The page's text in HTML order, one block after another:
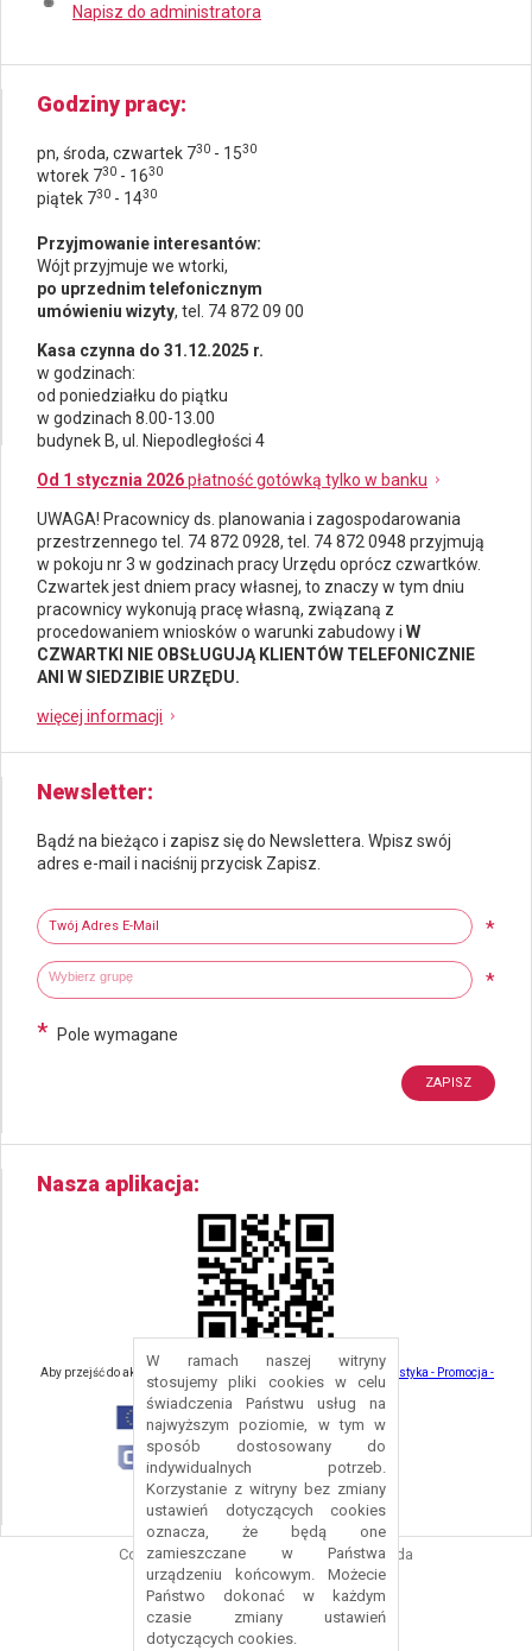
W ramach naszej witryny
stosujemy pliki cookies w celu
świadczenia Państwu usług na
najwyższym poziomie, w tym w
sposób dostosowany do
indywidualnych potrzeb.
Korzystanie z witryny bez zmiany
ustawień dotyczących cookies
oznacza, że będą one
zamieszczane w Państwa
urządzeniu końcowym. Możecie
Państwo dokonać w każdym
czasie zmiany ustawień
dotyczących cookies.
Napisz do administratora
Godziny pracy
pn, środa, czwartek 730 - 1530
wtorek 730 - 1630
piątek 730 - 1430
Przyjmowanie interesantów:
Wójt przyjmuje we wtorki,
po uprzednim telefonicznym
umówieniu wizyty, tel. 74 872 09 00
Kasa czynna do 31.12.2025 r.
w godzinach:
od poniedziałku do piątku
w godzinach 8.00-13.00
budynek B, ul. Niepodległości 4
Od 1 stycznia 2026płatność gotówką tylko w banku
UWAGA! Pracownicy ds. planowania i zagospodarowania
przestrzennego tel. 74 872 0928, tel. 74 872 0948 przyjmują
w pokoju nr 3 w godzinach pracy Urzędu oprócz czwartków.
Czwartek jest dniem pracy własnej, to znaczy w tym dniu
pracownicy wykonują pracę własną, związaną z
procedowaniem wniosków o warunki zabudowy i W
CZWARTKI NIE OBSŁUGUJĄ KLIENTÓW TELEFONICZNIE
ANI W SIEDZIBIE URZĘDU.
więcej informacji
Newsletter
Bądź na bieżąco i zapisz się do Newslettera. Wpisz swój
adres e-mail i naciśnij przycisk Zapisz.
Twój adres e-mail
*
Wybierz grupy tematyczne *
Wpisz wyszukiwaną fraze
* Pole wymagane
Nasza aplikacja
Aby przejść do aktualności związanych z turystyką - kliknij tu:
Turystyka - Promocja -
Strefa Turysty - Gmina Nowa Ruda
Copyright © 2016 Urząd Gminy Nowa Ruda
Projekt i wykonanie:Logonet Sp. z o.o.